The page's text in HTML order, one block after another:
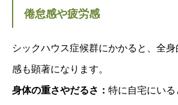
倦怠感や疲労感
シックハウス症候群にかかると、全
感も顕著になります。
身体の重さやだるさ： 特に自宅にいる